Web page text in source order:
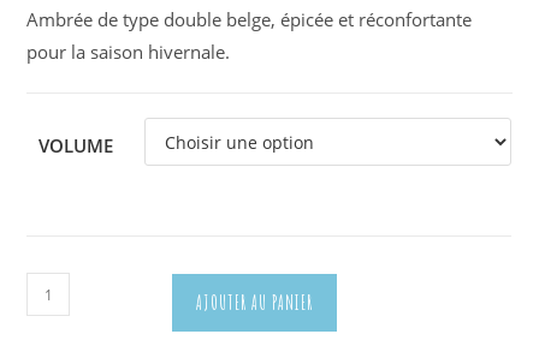
3,50 €
à
6,90 €
Ambrée de type double belge, épicée et réconfortante
pour la saison hivernale.
VOLUME
quantité
de
AJOUTER AU PANIER